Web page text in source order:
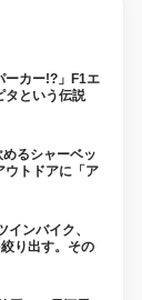
ーカー!?」F1エ
タという伝説
るシャーベッ
ウトドアに「ア
ンバイク、
り出す。その